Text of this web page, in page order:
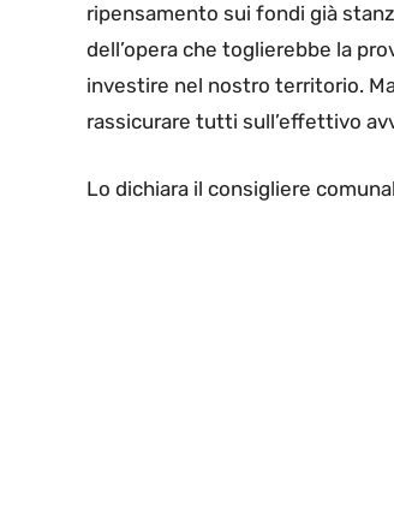
ripensamento sui fondi già
dell’opera che toglierebbe la
investire nel nostro territorio.
rassicurare tutti sull’effettivo
Lo dichiara il consigliere